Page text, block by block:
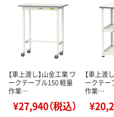
【車上渡し】山金工業 ワ
ークテーブル150 軽量
作業…
¥27,940（税込）
【車上渡
ークテー
作業…